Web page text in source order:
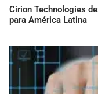
Cirion Technologies
para América Latina